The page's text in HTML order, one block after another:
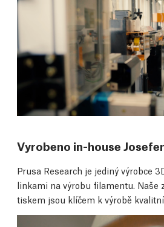
Vyrobeno in-house
Prusa Research je jediný výrobce
linkami na výrobu filamentu. Naše
tiskem jsou klíčem k výrobě